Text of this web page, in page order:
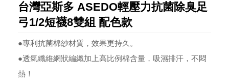
台灣亞斯多 ASEDO輕壓力抗菌除臭足
弓1/2短襪8雙組 配色款
●專利抗菌棉紗材質，效果更持久。
●透氣纖維網狀編織加上高比例棉含量，吸濕排汗，不悶
熱！